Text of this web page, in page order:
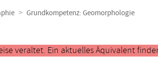
Grundkompetenz: Geomorphologie
veraltet. Ein aktuelles Äquivalent